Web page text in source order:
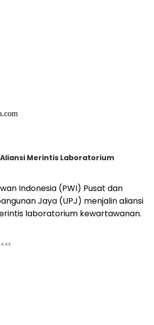
Aliansi Merintis Laboratorium
Indonesia (PWI) Pusat dan
Jaya (UPJ) menjalin aliansi
laboratorium kewartawanan.